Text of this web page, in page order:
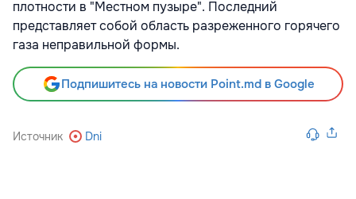
плотности в "Местном пузыре". Последний
представляет собой область разреженного горячего
газа неправильной формы.
Подпишитесь на новости Point.md в Google
Источник Dni